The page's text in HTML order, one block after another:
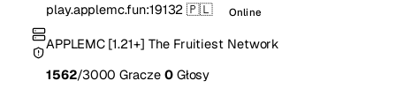
play.applemc.fun:19132 🇵🇱 Online
APPLEMC [1.21+] The Fruitiest Network
1562/3000 Gracze 0Głosy